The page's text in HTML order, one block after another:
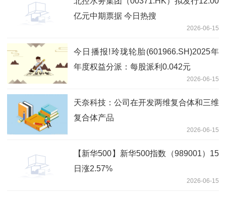
亿元中期票据 今日热搜
2026-06-15
今日播报!玲珑轮胎(601966.SH)2025年
年度权益分派：每股派利0.042元
2026-06-15
天奈科技：公司在开发两维复合体和三维
复合体产品
2026-06-15
【新华500】新华500指数（989001）15
日涨2.57%
2026-06-15